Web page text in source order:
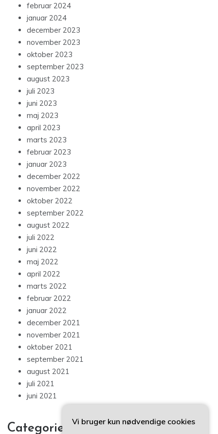
februar 2024
januar 2024
december 2023
november 2023
oktober 2023
september 2023
august 2023
juli 2023
juni 2023
maj 2023
april 2023
marts 2023
februar 2023
januar 2023
december 2022
november 2022
oktober 2022
september 2022
august 2022
juli 2022
juni 2022
maj 2022
april 2022
marts 2022
februar 2022
januar 2022
december 2021
november 2021
oktober 2021
september 2021
august 2021
juli 2021
juni 2021
Categories
Vi bruger kun nødvendige cookies